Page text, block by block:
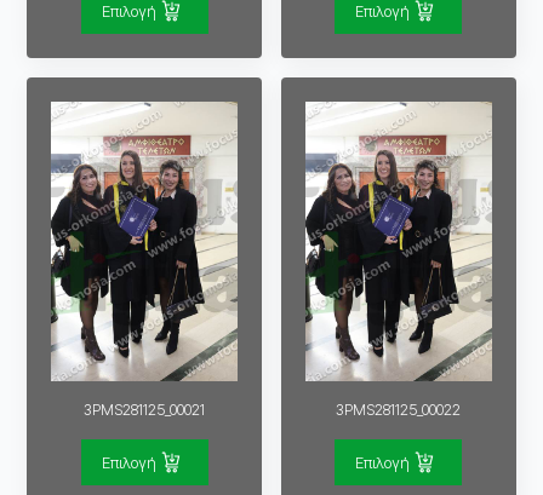
Επιλογή Επιλογή
3PMS281125_00021
Επιλογή
3PMS281125_00022
Επιλογή